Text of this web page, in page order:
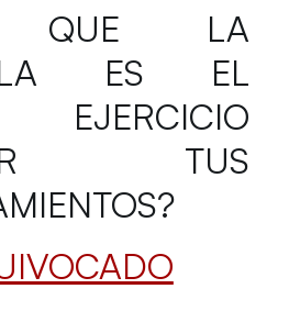
QUE LA
ES EL
TUS